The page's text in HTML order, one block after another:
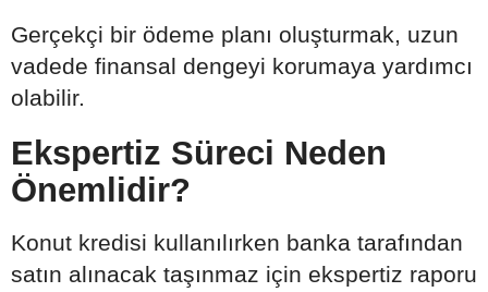
Gerçekçi bir ödeme planı oluşturmak, uzun
vadede finansal dengeyi korumaya yardımcı
olabilir.
Ekspertiz Süreci Neden
Önemlidir?
Konut kredisi kullanılırken banka tarafından
satın alınacak taşınmaz için ekspertiz raporu